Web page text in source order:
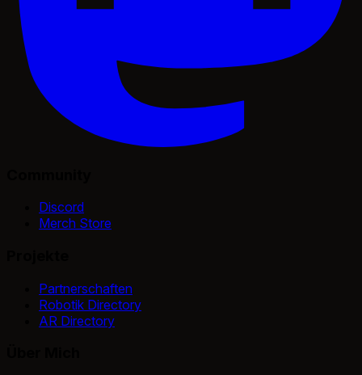
Discord
Merch Store
Partnerschaften
Robotik Directory
AR Directory